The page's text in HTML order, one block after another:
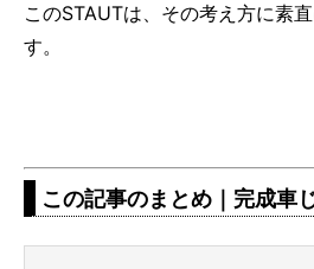
このSTAUTは、その考え方に素
す。
この記事のまとめ｜完成車